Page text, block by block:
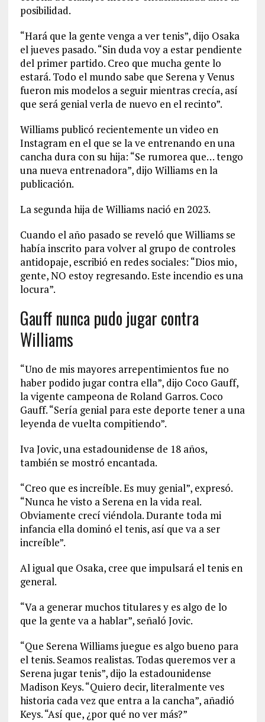
posibilidad.
“Hará que la gente venga a ver tenis”, dijo Osaka
el jueves pasado. “Sin duda voy a estar pendiente
del primer partido. Creo que mucha gente lo
estará. Todo el mundo sabe que Serena y Venus
fueron mis modelos a seguir mientras crecía, así
que será genial verla de nuevo en el recinto”.
Williams publicó recientemente un video en
Instagram en el que se la ve entrenando en una
cancha dura con su hija: “Se rumorea que… tengo
una nueva entrenadora”, dijo Williams en la
publicación.
La segunda hija de Williams nació en 2023.
Cuando el año pasado se reveló que Williams se
había inscrito para volver al grupo de controles
antidopaje, escribió en redes sociales: “Dios mio,
gente, NO estoy regresando. Este incendio es una
locura”.
Gauff nunca pudo jugar contra
Williams
“Uno de mis mayores arrepentimientos fue no
haber podido jugar contra ella”, dijo Coco Gauff,
la vigente campeona de Roland Garros. Coco
Gauff. “Sería genial para este deporte tener a una
leyenda de vuelta compitiendo”.
Iva Jovic, una estadounidense de 18 años,
también se mostró encantada.
“Creo que es increíble. Es muy genial”, expresó.
“Nunca he visto a Serena en la vida real.
Obviamente crecí viéndola. Durante toda mi
infancia ella dominó el tenis, así que va a ser
increíble”.
Al igual que Osaka, cree que impulsará el tenis en
general.
“Va a generar muchos titulares y es algo de lo
que la gente va a hablar”, señaló Jovic.
“Que Serena Williams juegue es algo bueno para
el tenis. Seamos realistas. Todas queremos ver a
Serena jugar tenis”, dijo la estadounidense
Madison Keys. “Quiero decir, literalmente ves
historia cada vez que entra a la cancha”, añadió
Keys. “Así que, ¿por qué no ver más?”